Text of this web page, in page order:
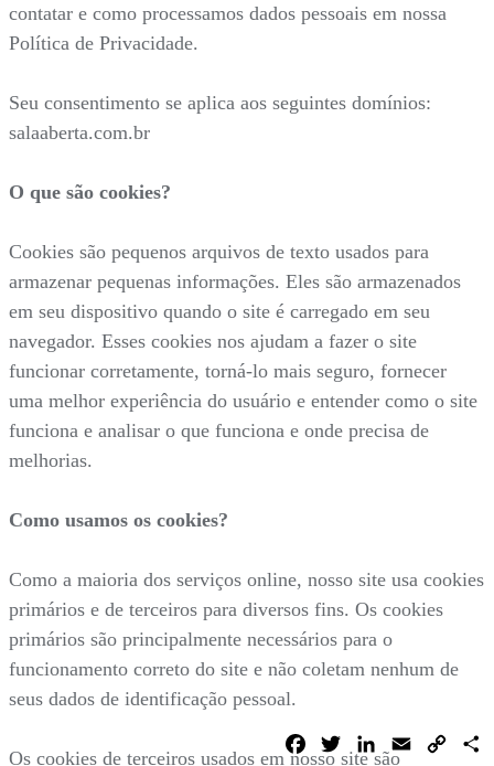
FacebookTwitterLinkedIn
Email Copy
Link
contatar e como processamos dados pessoais em nossa
Política de Privacidade.
Seu consentimento se aplica aos seguintes domínios:
salaaberta.com.br
O que são cookies?
Cookies são pequenos arquivos de texto usados para
armazenar pequenas informações. Eles são armazenados
em seu dispositivo quando o site é carregado em seu
navegador. Esses cookies nos ajudam a fazer o site
funcionar corretamente, torná-lo mais seguro, fornecer
uma melhor experiência do usuário e entender como o site
funciona e analisar o que funciona e onde precisa de
melhorias.
Como usamos os cookies?
Como a maioria dos serviços online, nosso site usa cookies
primários e de terceiros para diversos fins. Os cookies
primários são principalmente necessários para o
funcionamento correto do site e não coletam nenhum de
seus dados de identificação pessoal.
Os cookies de terceiros usados em nosso site são